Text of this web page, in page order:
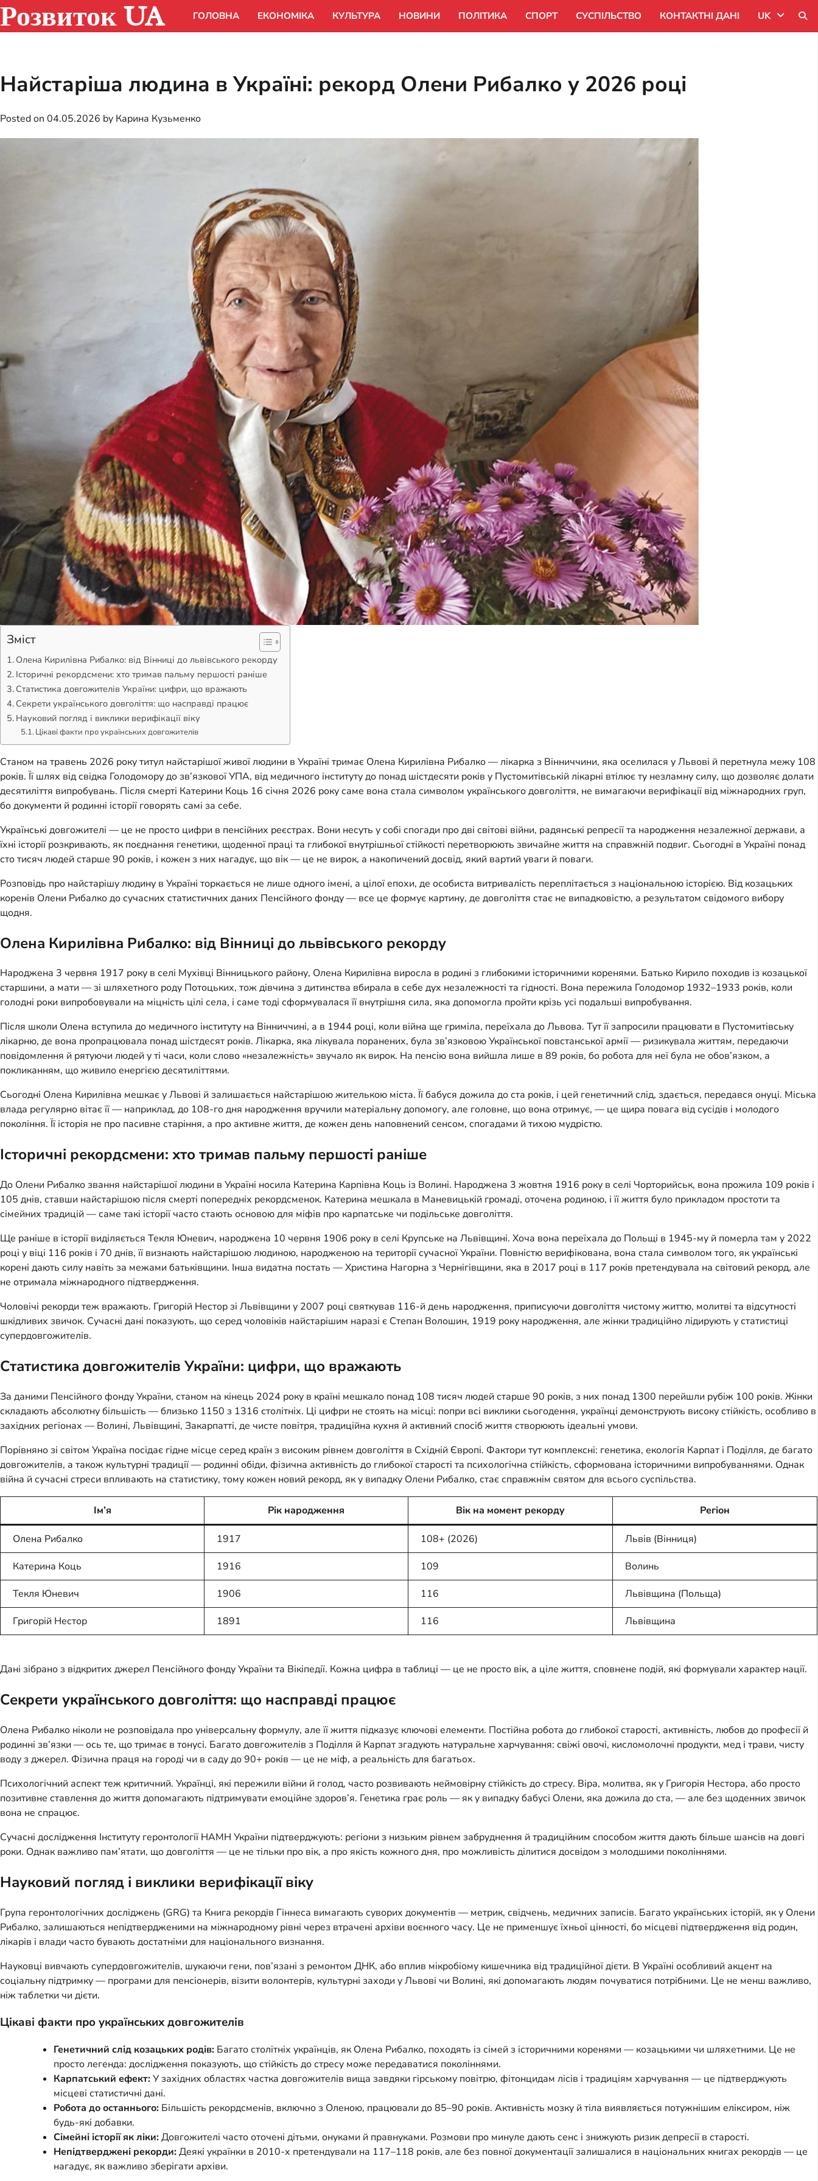
Skip
to
content
Розвиток UA ГОЛОВНА ЕКОНОМІКА КУЛЬТУРА НОВИНИ ПОЛІТИКА СПОРТ СУСПІЛЬСТВО КОНТАКТНІ ДАНІ UK
Найстаріша людина в Україні: рекорд Олени Рибалко у 2026 році
Posted on 04.05.2026 by Карина Кузьменко
Зміст
Олена Кирилівна Рибалко: від Вінниці до львівського рекорду
Історичні рекордсмени: хто тримав пальму першості раніше
Статистика довгожителів України: цифри, що вражають
Секрети українського довголіття: що насправді працює
Науковий погляд і виклики верифікації віку
Цікаві факти про українських довгожителів
Станом на травень 2026 року титул найстарішої живої людини в Україні тримає Олена Кирилівна Рибалко — лікарка з Вінниччини, яка оселилася у Львові й перетнула межу 108
років. Її шлях від свідка Голодомору до зв’язкової УПА, від медичного інституту до понад шістдесяти років у Пустомитівській лікарні втілює ту незламну силу, що дозволяє долати
десятиліття випробувань. Після смерті Катерини Коць 16 січня 2026 року саме вона стала символом українського довголіття, не вимагаючи верифікації від міжнародних груп,
бо документи й родинні історії говорять самі за себе.
Українські довгожителі — це не просто цифри в пенсійних реєстрах. Вони несуть у собі спогади про дві світові війни, радянські репресії та народження незалежної держави, а
їхні історії розкривають, як поєднання генетики, щоденної праці та глибокої внутрішньої стійкості перетворюють звичайне життя на справжній подвиг. Сьогодні в Україні понад
сто тисяч людей старше 90 років, і кожен з них нагадує, що вік — це не вирок, а накопичений досвід, який вартий уваги й поваги.
Розповідь про найстарішу людину в Україні торкається не лише одного імені, а цілої епохи, де особиста витривалість переплітається з національною історією. Від козацьких
коренів Олени Рибалко до сучасних статистичних даних Пенсійного фонду — все це формує картину, де довголіття стає не випадковістю, а результатом свідомого вибору
щодня.
Олена Кирилівна Рибалко: від Вінниці до львівського рекорду
Народжена 3 червня 1917 року в селі Мухівці Вінницького району, Олена Кирилівна виросла в родині з глибокими історичними коренями. Батько Кирило походив із козацької
старшини, а мати — зі шляхетного роду Потоцьких, тож дівчина з дитинства вбирала в себе дух незалежності та гідності. Вона пережила Голодомор 1932–1933 років, коли
голодні роки випробовували на міцність цілі села, і саме тоді сформувалася її внутрішня сила, яка допомогла пройти крізь усі подальші випробування.
Після школи Олена вступила до медичного інституту на Вінниччині, а в 1944 році, коли війна ще гриміла, переїхала до Львова. Тут її запросили працювати в Пустомитівську
лікарню, де вона пропрацювала понад шістдесят років. Лікарка, яка лікувала поранених, була зв’язковою Української повстанської армії — ризикувала життям, передаючи
повідомлення й рятуючи людей у ті часи, коли слово «незалежність» звучало як вирок. На пенсію вона вийшла лише в 89 років, бо робота для неї була не обов’язком, а
покликанням, що живило енергією десятиліттями.
Сьогодні Олена Кирилівна мешкає у Львові й залишається найстарішою жителькою міста. Її бабуся дожила до ста років, і цей генетичний слід, здається, передався онуці. Міська
влада регулярно вітає її — наприклад, до 108-го дня народження вручили матеріальну допомогу, але головне, що вона отримує, — це щира повага від сусідів і молодого
покоління. Її історія не про пасивне старіння, а про активне життя, де кожен день наповнений сенсом, спогадами й тихою мудрістю.
Історичні рекордсмени: хто тримав пальму першості раніше
До Олени Рибалко звання найстарішої людини в Україні носила Катерина Карпівна Коць із Волині. Народжена 3 жовтня 1916 року в селі Чорторийськ, вона прожила 109 років і
105 днів, ставши найстарішою після смерті попередніх рекордсменок. Катерина мешкала в Маневицькій громаді, оточена родиною, і її життя було прикладом простоти та
сімейних традицій — саме такі історії часто стають основою для міфів про карпатське чи подільське довголіття.
Ще раніше в історії виділяється Текля Юневич, народжена 10 червня 1906 року в селі Крупське на Львівщині. Хоча вона переїхала до Польщі в 1945-му й померла там у 2022
році у віці 116 років і 70 днів, її визнають найстарішою людиною, народженою на території сучасної України. Повністю верифікована, вона стала символом того, як українські
корені дають силу навіть за межами батьківщини. Інша видатна постать — Христина Нагорна з Чернігівщини, яка в 2017 році в 117 років претендувала на світовий рекорд, але
не отримала міжнародного підтвердження.
Чоловічі рекорди теж вражають. Григорій Нестор зі Львівщини у 2007 році святкував 116-й день народження, приписуючи довголіття чистому життю, молитві та відсутності
шкідливих звичок. Сучасні дані показують, що серед чоловіків найстарішим наразі є Степан Волошин, 1919 року народження, але жінки традиційно лідирують у статистиці
супердовгожителів.
Статистика довгожителів України: цифри, що вражають
За даними Пенсійного фонду України, станом на кінець 2024 року в країні мешкало понад 108 тисяч людей старше 90 років, з них понад 1300 перейшли рубіж 100 років. Жінки
складають абсолютну більшість — близько 1150 з 1316 столітніх. Ці цифри не стоять на місці: попри всі виклики сьогодення, українці демонструють високу стійкість, особливо в
західних регіонах — Волині, Львівщині, Закарпатті, де чисте повітря, традиційна кухня й активний спосіб життя створюють ідеальні умови.
Порівняно зі світом Україна посідає гідне місце серед країн з високим рівнем довголіття в Східній Європі. Фактори тут комплексні: генетика, екологія Карпат і Поділля, де багато
довгожителів, а також культурні традиції — родинні обіди, фізична активність до глибокої старості та психологічна стійкість, сформована історичними випробуваннями. Однак
війна й сучасні стреси впливають на статистику, тому кожен новий рекорд, як у випадку Олени Рибалко, стає справжнім святом для всього суспільства.
Ім’я Рік народження Вік на момент рекорду Регіон
Олена Рибалко 1917 108+ (2026) Львів (Вінниця)
Катерина Коць 1916 109 Волинь
Текля Юневич 1906 116 Львівщина (Польща)
Григорій Нестор 1891 116 Львівщина
Дані зібрано з відкритих джерел Пенсійного фонду України та Вікіпедії. Кожна цифра в таблиці — це не просто вік, а ціле життя, сповнене подій, які формували характер нації.
Секрети українського довголіття: що насправді працює
Олена Рибалко ніколи не розповідала про універсальну формулу, але її життя підказує ключові елементи. Постійна робота до глибокої старості, активність, любов до професії й
родинні зв’язки — ось те, що тримає в тонусі. Багато довгожителів з Поділля й Карпат згадують натуральне харчування: свіжі овочі, кисломолочні продукти, мед і трави, чисту
воду з джерел. Фізична праця на городі чи в саду до 90+ років — це не міф, а реальність для багатьох.
Психологічний аспект теж критичний. Українці, які пережили війни й голод, часто розвивають неймовірну стійкість до стресу. Віра, молитва, як у Григорія Нестора, або просто
позитивне ставлення до життя допомагають підтримувати емоційне здоров’я. Генетика грає роль — як у випадку бабусі Олени, яка дожила до ста, — але без щоденних звичок
вона не спрацює.
Сучасні дослідження Інституту геронтології НАМН України підтверджують: регіони з низьким рівнем забруднення й традиційним способом життя дають більше шансів на довгі
роки. Однак важливо пам’ятати, що довголіття — це не тільки про вік, а про якість кожного дня, про можливість ділитися досвідом з молодшими поколіннями.
Науковий погляд і виклики верифікації віку
Група геронтологічних досліджень (GRG) та Книга рекордів Гіннеса вимагають суворих документів — метрик, свідчень, медичних записів. Багато українських історій, як у Олени
Рибалко, залишаються непідтвердженими на міжнародному рівні через втрачені архіви воєнного часу. Це не применшує їхньої цінності, бо місцеві підтвердження від родин,
лікарів і влади часто бувають достатніми для національного визнання.
Науковці вивчають супердовгожителів, шукаючи гени, пов’язані з ремонтом ДНК, або вплив мікробіому кишечника від традиційної дієти. В Україні особливий акцент на
соціальну підтримку — програми для пенсіонерів, візити волонтерів, культурні заходи у Львові чи Волині, які допомагають людям почуватися потрібними. Це не менш важливо,
ніж таблетки чи дієти.
Цікаві факти про українських довгожителів
Генетичний слід козацьких родів: Багато столітніх українців, як Олена Рибалко, походять із сімей з історичними коренями — козацькими чи шляхетними. Це не
просто легенда: дослідження показують, що стійкість до стресу може передаватися поколіннями.
Карпатський ефект:У західних областях частка довгожителів вища завдяки гірському повітрю, фітонцидам лісів і традиціям харчування — це підтверджують
місцеві статистичні дані.
Робота до останнього: Більшість рекордсменів, включно з Оленою, працювали до 85–90 років. Активність мозку й тіла виявляється потужнішим еліксиром, ніж
будь-які добавки.
Сімейні історії як ліки:Довгожителі часто оточені дітьми, онуками й правнуками. Розмови про минуле дають сенс і знижують ризик депресії в старості.
Непідтверджені рекорди:Деякі українки в 2010-х претендували на 117–118 років, але без повної документації залишалися в національних книгах рекордів — це
нагадує, як важливо зберігати архіви.